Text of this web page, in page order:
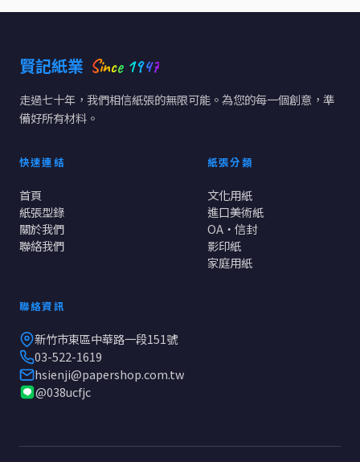
賢記紙業 Since 1947
走過七十年，我們相信紙張的無限可能。為您的每一個創意，準
備好所有材料。
快速連結
首頁
紙張型錄
關於我們
聯絡我們
紙張分類
文化用紙
進口美術紙
OA・信封
影印紙
家庭用紙
聯絡資訊
新竹市東區中華路一段151號
03-522-1619
hsienji@papershop.com.tw
@038ucfjc